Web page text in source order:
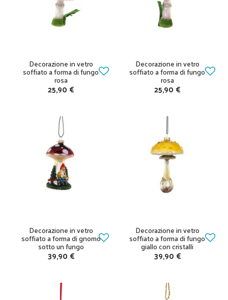
Decorazione in vetro
soffiato a forma di fungo
rosa
25,90 €
Decorazione in vetro
soffiato a forma di fungo
rosa
25,90 €
Decorazione in vetro
soffiato a forma di gnomo
sotto un fungo
39,90 €
Decorazione in vetro
soffiato a forma di fungo
giallo con cristalli
39,90 €